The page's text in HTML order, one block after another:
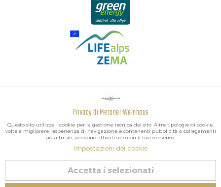
I MIGLIORI VINI DELL'ALTO ADIGE, DELL'ITALIA E DEL MONDO.
Revoca contratto
Tracciamento
Privacy di Meraner Weinhaus
Questo sito utilizza i cookie per la gestione tecnica del sito. Altre tipologie di cookie,
volte a migliorare l'esperienza di navigazione e contenenti pubblicità o collegamenti
ad altri siti, vengono attivati solo con il tuo consenso.
Impostazioni dei cookie
Accetta i selezionati